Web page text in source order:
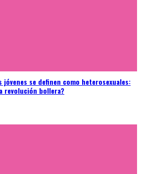
se definen como heterosexuales:
revolución bollera?